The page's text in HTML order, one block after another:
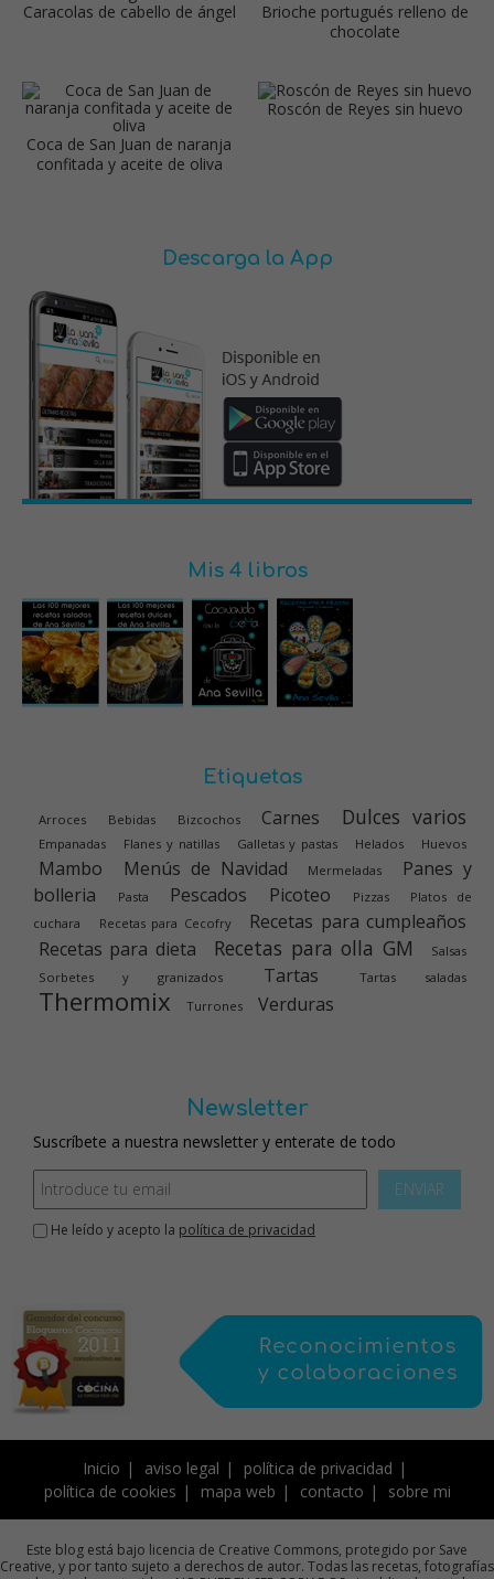
Caracolas de cabello de ángel
Brioche portugués relleno de
chocolate
Coca de San Juan de naranja
confitada y aceite de oliva
Roscón de Reyes sin huevo
Descarga la App
Mis 4 libros
Etiquetas
Arroces Bebidas Bizcochos Carnes Dulces varios
Empanadas Flanes y natillas Galletas y pastas Helados Huevos
Mambo Menús de Navidad Mermeladas
Panes y
bolleria
Pasta Pescados Picoteo Pizzas
Platos de
cuchara
Recetas para Cecofry
Recetas para cumpleaños
Recetas para dieta
Recetas para olla GM
Salsas
Sorbetes y granizados
Tartas Tartas saladas
Thermomix Turrones Verduras
Newsletter
Suscríbete a nuestra newsletter y enterate de todo
ENVIAR
He leído y acepto la política de privacidad
Inicio aviso legal
política de privacidad
política de cookies
mapa web contacto sobre mi
Este blog está bajo licencia de Creative Commons, protegido por Save
Creative, y por tanto sujeto a derechos de autor. Todas las recetas, fotografías